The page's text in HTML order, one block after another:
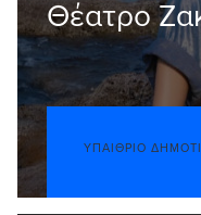
Θέατρο
ΥΠΑΊΘΡΙΟ